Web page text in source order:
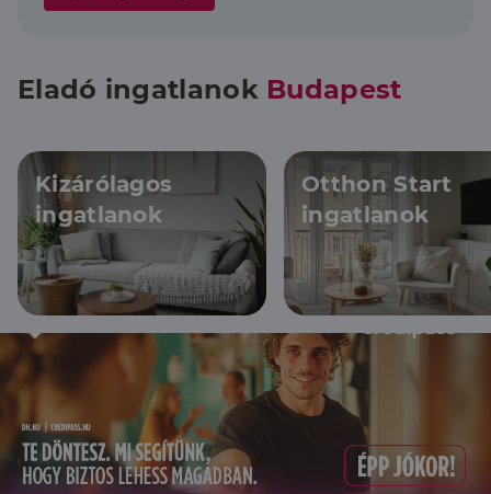
Eladó ingatlanok Budapest
Kizárólagos
ingatlanok
Otthon Start
ingatlanok